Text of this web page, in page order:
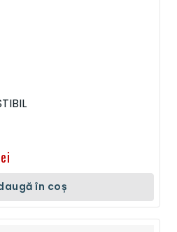
în coș